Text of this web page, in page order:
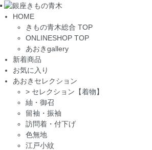
Toggle
navigation
HOME
きもの青木総合 TOP
ONLINESHOP TOP
あおきgallery
新着商品
お気に入り
あおきセレクション
> セレクション【着物】
紬・御召
留袖・振袖
訪問着・付下げ
色無地
江戸小紋